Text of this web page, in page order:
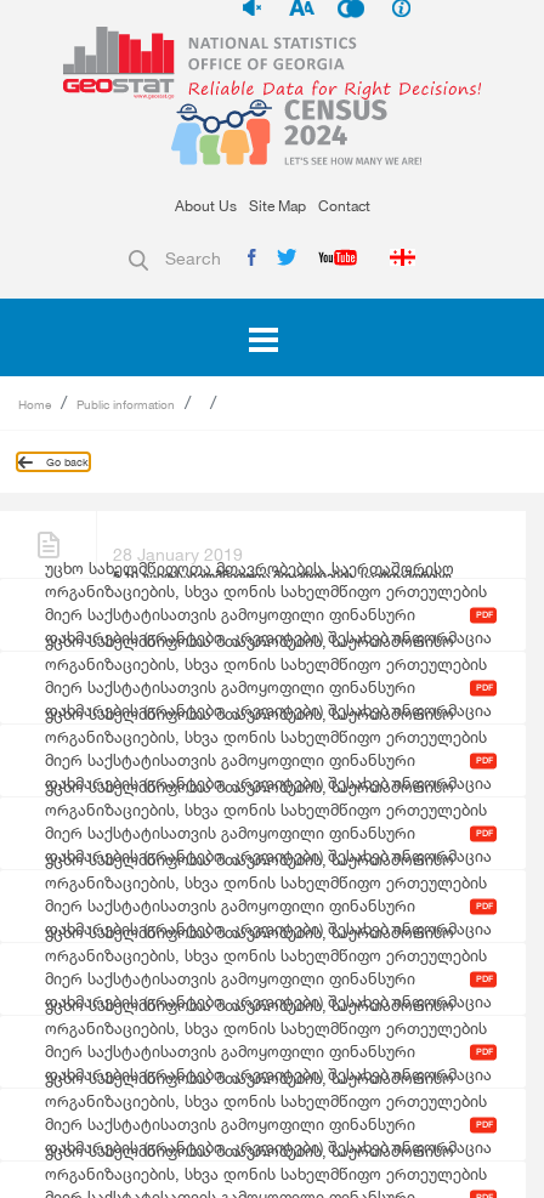
About Us Site Map Contact
Search
Home Public information
Go back
5.10 უცხო სახელმწიფოთა მთავრობების, საერთაშორისო
ორგანიზაციების, სხვა დონის სახელმწიფო ერთეულების
მიერ საქსტატისათვის გამოყოფილი ფინანსური
დახმარების (გრანტები, კრედიტები) შესახებ ინფორმაცია
28 January 2019
უცხო სახელმწიფოთა მთავრობების, საერთაშორისო
ორგანიზაციების, სხვა დონის სახელმწიფო ერთეულების
მიერ საქსტატისათვის გამოყოფილი ფინანსური
დახმარების (გრანტები, კრედიტები) შესახებ ინფორმაცია
2025 წელი
PDF
უცხო სახელმწიფოთა მთავრობების, საერთაშორისო
ორგანიზაციების, სხვა დონის სახელმწიფო ერთეულების
მიერ საქსტატისათვის გამოყოფილი ფინანსური
დახმარების (გრანტები, კრედიტები) შესახებ ინფორმაცია
2024 წელი
PDF
უცხო სახელმწიფოთა მთავრობების, საერთაშორისო
ორგანიზაციების, სხვა დონის სახელმწიფო ერთეულების
მიერ საქსტატისათვის გამოყოფილი ფინანსური
დახმარების (გრანტები, კრედიტები) შესახებ ინფორმაცია
2023 წელი
PDF
უცხო სახელმწიფოთა მთავრობების, საერთაშორისო
ორგანიზაციების, სხვა დონის სახელმწიფო ერთეულების
მიერ საქსტატისათვის გამოყოფილი ფინანსური
დახმარების (გრანტები, კრედიტები) შესახებ ინფორმაცია
2022 წელი
PDF
უცხო სახელმწიფოთა მთავრობების, საერთაშორისო
ორგანიზაციების, სხვა დონის სახელმწიფო ერთეულების
მიერ საქსტატისათვის გამოყოფილი ფინანსური
დახმარების (გრანტები, კრედიტები) შესახებ ინფორმაცია
2021 წელი
PDF
უცხო სახელმწიფოთა მთავრობების, საერთაშორისო
ორგანიზაციების, სხვა დონის სახელმწიფო ერთეულების
მიერ საქსტატისათვის გამოყოფილი ფინანსური
დახმარების (გრანტები, კრედიტები) შესახებ ინფორმაცია
2020 წელი
PDF
უცხო სახელმწიფოთა მთავრობების, საერთაშორისო
ორგანიზაციების, სხვა დონის სახელმწიფო ერთეულების
მიერ საქსტატისათვის გამოყოფილი ფინანსური
დახმარების (გრანტები, კრედიტები) შესახებ ინფორმაცია
2019 წელი
PDF
უცხო სახელმწიფოთა მთავრობების, საერთაშორისო
ორგანიზაციების, სხვა დონის სახელმწიფო ერთეულების
მიერ საქსტატისათვის გამოყოფილი ფინანსური
დახმარების (გრანტები, კრედიტები) შესახებ ინფორმაცია
2018 წელი
PDF
უცხო სახელმწიფოთა მთავრობების, საერთაშორისო
ორგანიზაციების, სხვა დონის სახელმწიფო ერთეულების